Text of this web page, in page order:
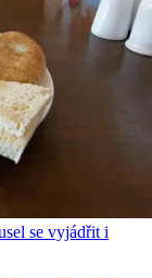
se vyjádřit i